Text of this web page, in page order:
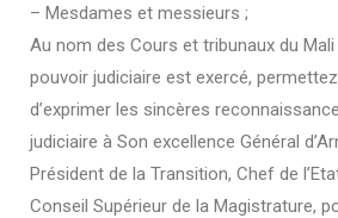
– Mesdames et messieurs ;
Au nom des Cours et tribunaux du
pouvoir judiciaire est exercé,
d’exprimer les sincères
judiciaire à Son excellence Général
Président de la Transition, Chef de
Conseil Supérieur de la Magistrature,